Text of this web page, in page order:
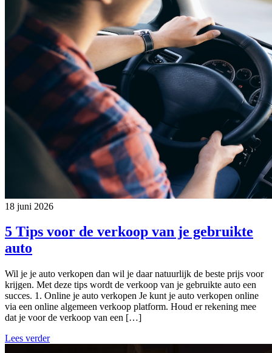
18 juni 2026
5 Tips voor de verkoop van je gebruikte
auto
Wil je je auto verkopen dan wil je daar natuurlijk de beste prijs voor
krijgen. Met deze tips wordt de verkoop van je gebruikte auto een
succes. 1. Online je auto verkopen Je kunt je auto verkopen online
via een online algemeen verkoop platform. Houd er rekening mee
dat je voor de verkoop van een […]
Lees verder